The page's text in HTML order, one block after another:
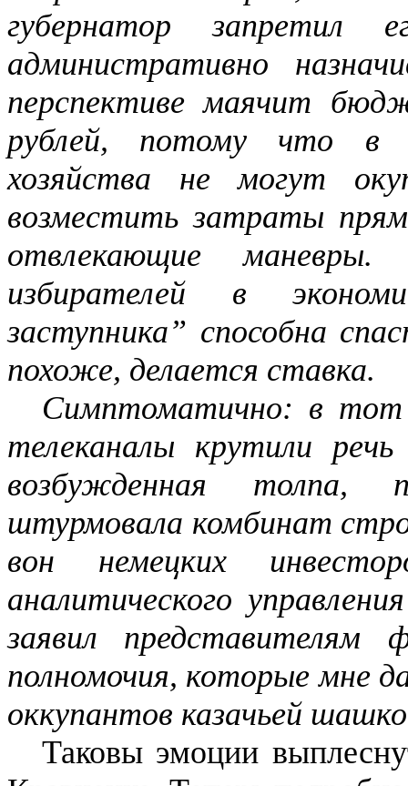
губернатор запретил
административно
перспективе маячит
рублей, потому что в
хозяйства не могут
возместить затраты
отвлекающие маневры.
избирателей в
заступника” способна
похоже, делается ставка.
Симптоматично: в тот
телеканалы крутили
возбужденная толпа,
штурмовала комбинат
вон немецких
аналитического
заявил
полномочия, которые мне
оккупантов казачьей
Таковы эмоции